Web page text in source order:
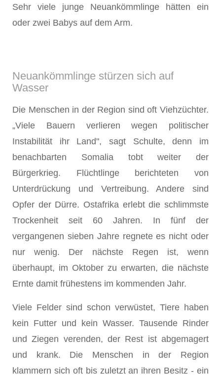
Sehr viele junge Neuankömmlinge hätten ein
oder zwei Babys auf dem Arm.
Neuankömmlinge stürzen sich auf
Wasser
Die Menschen in der Region sind oft Viehzüchter.
„Viele Bauern verlieren wegen politischer
Instabilität ihr Land", sagt Schulte, denn im
benachbarten Somalia tobt weiter der
Bürgerkrieg. Flüchtlinge berichteten von
Unterdrückung und Vertreibung. Andere sind
Opfer der Dürre. Ostafrika erlebt die schlimmste
Trockenheit seit 60 Jahren. In fünf der
vergangenen sieben Jahre regnete es nicht oder
nur wenig. Der nächste Regen ist, wenn
überhaupt, im Oktober zu erwarten, die nächste
Ernte damit frühestens im kommenden Jahr.
Viele Felder sind schon verwüstet, Tiere haben
kein Futter und kein Wasser. Tausende Rinder
und Ziegen verenden, der Rest ist abgemagert
und krank. Die Menschen in der Region
klammern sich oft bis zuletzt an ihren Besitz - ein